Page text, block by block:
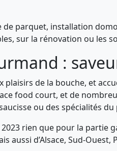
parquet, installation
sur la rénovation ou les
:
plaisirs de la bouche, et
food court, et de
ou des spécialités du
rien que pour la partie
aussi d’Alsace, Sud-